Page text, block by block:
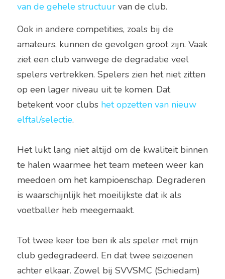
van de gehele structuur van de club.
Ook in andere competities, zoals bij de
amateurs, kunnen de gevolgen groot zijn. Vaak
ziet een club vanwege de degradatie veel
spelers vertrekken. Spelers zien het niet zitten
op een lager niveau uit te komen. Dat
betekent voor clubs het opzetten van nieuw
elftal/selectie.
Het lukt lang niet altijd om de kwaliteit binnen
te halen waarmee het team meteen weer kan
meedoen om het kampioenschap. Degraderen
is waarschijnlijk het moeilijkste dat ik als
voetballer heb meegemaakt.
Tot twee keer toe ben ik als speler met mijn
club gedegradeerd. En dat twee seizoenen
achter elkaar. Zowel bij SVVSMC (Schiedam)